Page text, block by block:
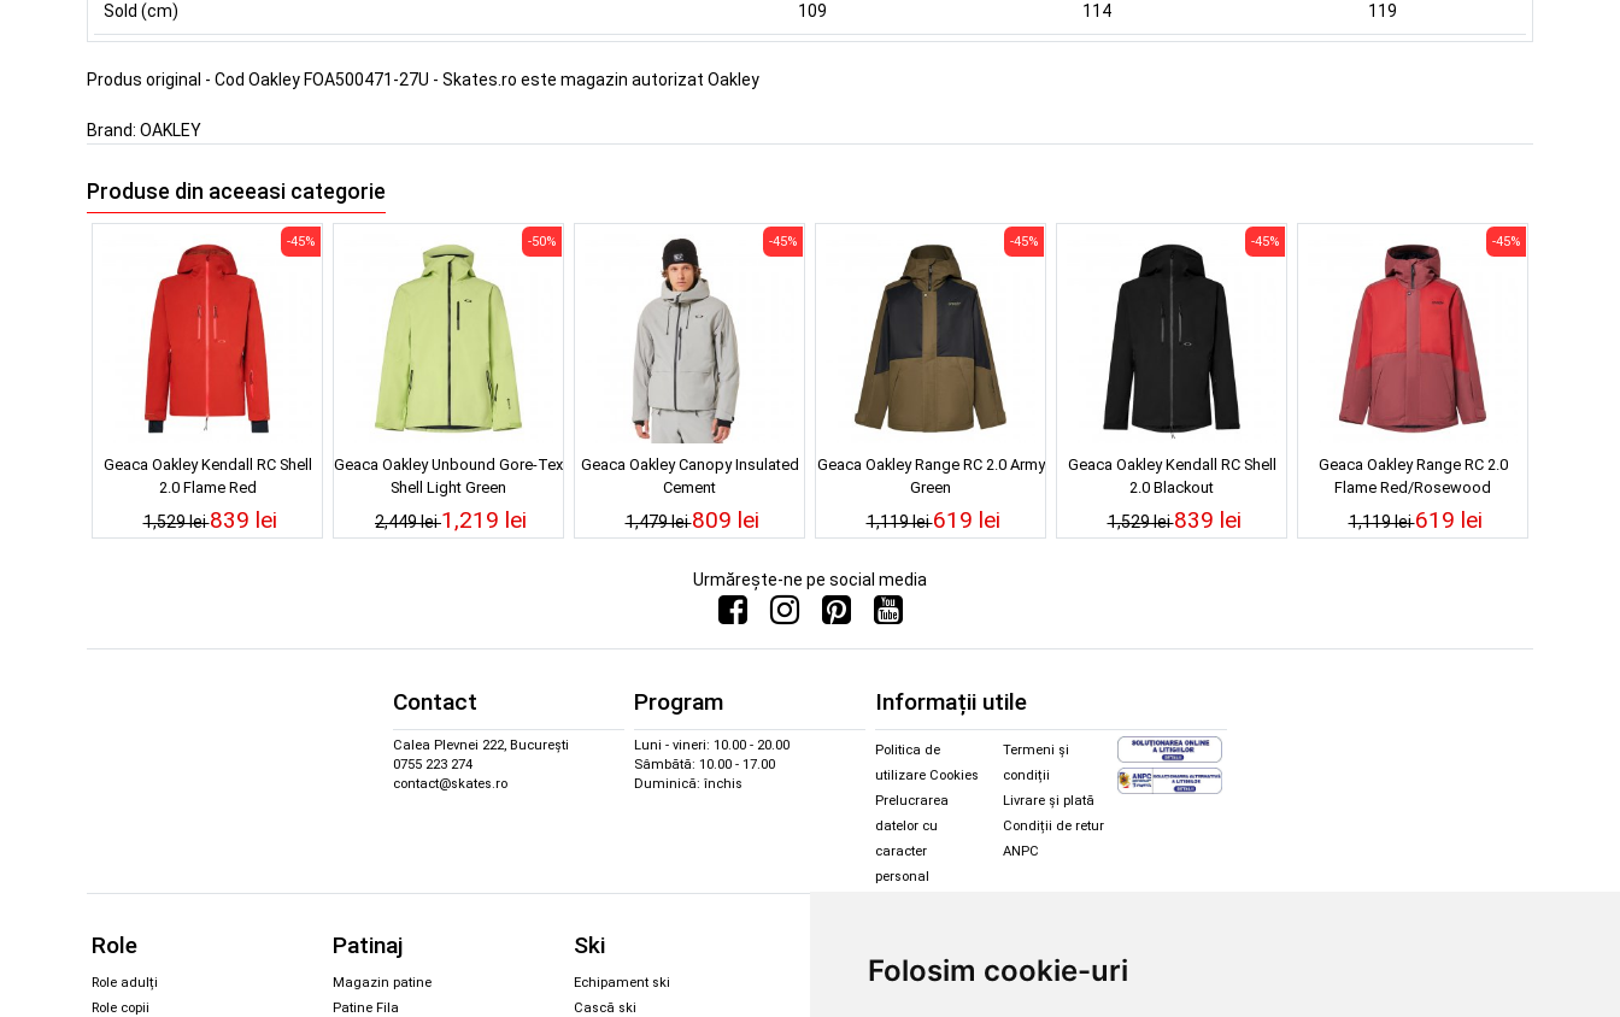
Folosim cookie-uri
Sold (cm) 109 114 119
Produs original - Cod Oakley FOA500471-27U - Skates.ro este magazin autorizat Oakley
Brand: OAKLEY
Produse din aceeasi categorie
Geaca Oakley Kendall RC Shell
2.0 Flame Red
1,529 lei
-45%
839 lei
Geaca Oakley Unbound Gore-Tex
Shell Light Green
2,449 lei
-50%
1,219 lei
Geaca Oakley Canopy Insulated
Cement
1,479 lei
-45%
809 lei
Geaca Oakley Range RC 2.0 Army
Green
1,119 lei
-45%
619 lei
Geaca Oakley Kendall RC Shell
2.0 Blackout
1,529 lei
-45%
839 lei
Geaca Oakley Range RC 2.0
Flame Red/Rosewood
1,119 lei
-45%
619 lei
Urmărește-ne pe social media
Contact
Calea Plevnei 222, București
0755 223 274
contact@skates.ro
Program
Luni - vineri: 10.00 - 20.00
Sâmbătă: 10.00 - 17.00
Duminică: închis
Informații utile
Politica de
utilizare Cookies
Prelucrarea
datelor cu
caracter
personal
Termeni și
condiții
Livrare și plată
Condiții de retur
ANPC
Role
Role adulți
Role copii
Patinaj
Magazin patine
Patine Fila
Ski
Echipament ski
Cască ski
Magazin snowboard
Îmbrăcăminte schi și snowboard